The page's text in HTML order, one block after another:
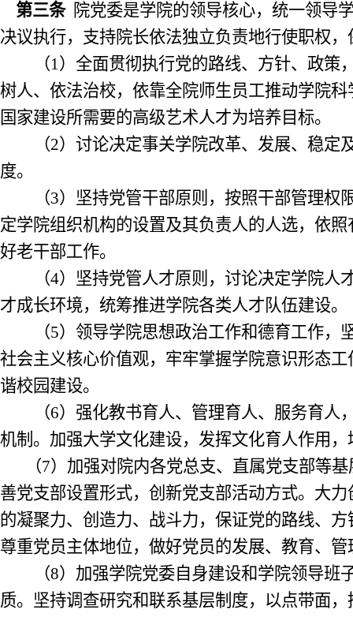
第三条 院党委是学院的领导核心，统一领导
决议执行，支持院长依法独立负责地行使职权，
（1）全面贯彻执行党的路线、方针、政策
树人、依法治校，依靠全院师生员工推动学院
国家建设所需要的高级艺术人才为培养目标。
（2）讨论决定事关学院改革、发展、稳定
度。
（3）坚持党管干部原则，按照干部管理权
定学院组织机构的设置及其负责人的人选，依
好老干部工作。
（4）坚持党管人才原则，讨论决定学院人
才成长环境，统筹推进学院各类人才队伍建设。
（5）领导学院思想政治工作和德育工作，
社会主义核心价值观，牢牢掌握学院意识形态
谐校园建设。
（6）强化教书育人、管理育人、服务育人
机制。加强大学文化建设，发挥文化育人作用
（7）加强对院内各党总支、直属党支部等
善党支部设置形式，创新党支部活动方式。大
的凝聚力、创造力、战斗力，保证党的路线、
尊重党员主体地位，做好党员的发展、教育、
（8）加强学院党委自身建设和学院领导班
质。坚持调查研究和联系基层制度，以点带面